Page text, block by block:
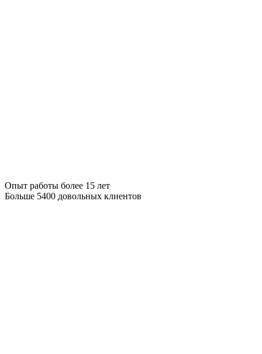
Опыт работы более 15 лет
Больше 5400 довольных клиентов